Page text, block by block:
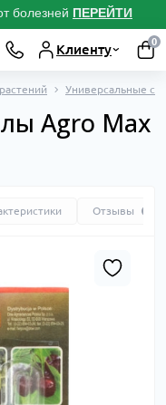
болезней ПЕРЕЙТИ
Клиенту
0
Универсальные
Agro Max
Отзывы